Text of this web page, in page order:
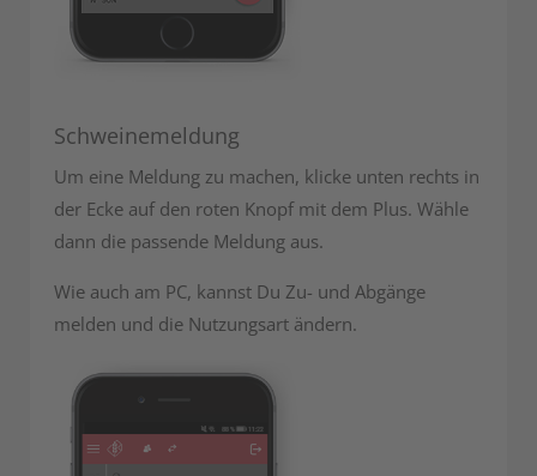
Schweinemeldung
Um eine Meldung zu machen, klicke unten rechts in
der Ecke auf den roten Knopf mit dem Plus. Wähle
dann die passende Meldung aus.
Wie auch am PC, kannst Du Zu- und Abgänge
melden und die Nutzungsart ändern.